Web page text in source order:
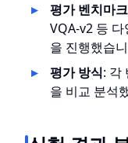
평가 벤치마크
VQA-v2 등
을 진행했습
평가 방식: 각
을 비교 분석